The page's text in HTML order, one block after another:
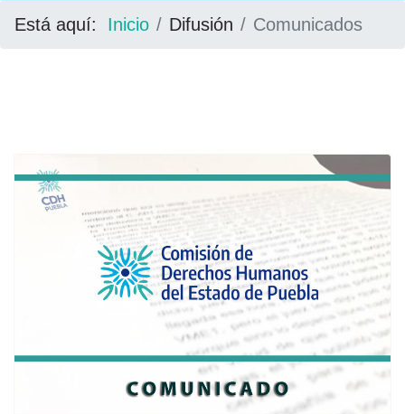
Está aquí: Inicio Difusión Comunicados